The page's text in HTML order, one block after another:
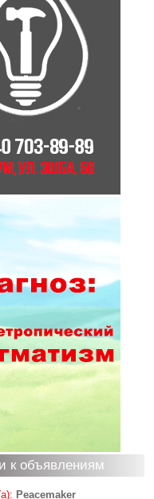
к объявлениям
Peacemaker